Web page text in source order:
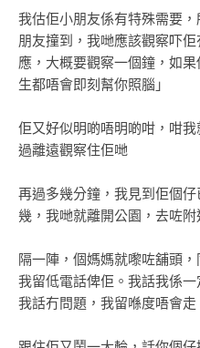
我估佢小朋友係有特殊需要
朋友撞到，我哋應該觀察吓
應，大概要觀察一個鐘，如
生都唔會即刻幫你照腦」
佢又好似明啲唔明啲咁，咁
過離遠觀察住佢哋
再過多幾分鐘，我見到佢個
幾，我哋就離開公園，去咗
隔一陣，個媽媽就嚟咗舖頭
我留低電話俾佢。我話我係
我話冇問題，我留喺度唔會